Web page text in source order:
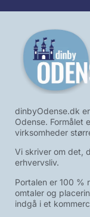
dinbyOdense.dk
Odense. Formålet
virksomheder
Vi skriver om det,
erhvervsliv.
Portalen er 100 %
omtaler og
indgå i et